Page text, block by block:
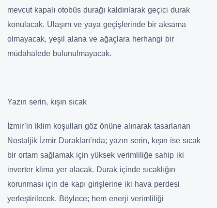
mevcut kapalı otobüs durağı kaldırılarak geçici durak
konulacak. Ulaşım ve yaya geçişlerinde bir aksama
olmayacak, yeşil alana ve ağaçlara herhangi bir
müdahalede bulunulmayacak.
Yazın serin, kışın sıcak
İzmir’in iklim koşulları göz önüne alınarak tasarlanan
Nostaljik İzmir Durakları’nda; yazın serin, kışın ise sıcak
bir ortam sağlamak için yüksek verimliliğe sahip iki
inverter klima yer alacak. Durak içinde sıcaklığın
korunması için de kapı girişlerine iki hava perdesi
yerleştirilecek. Böylece; hem enerji verimliliği